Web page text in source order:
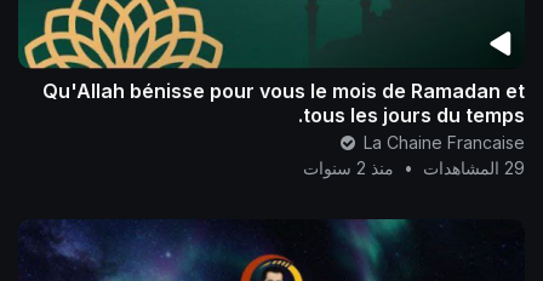
Qu'Allah bénisse pour vous le mois de Ramadan et
tous les jours du temps.
La Chaine Francaise
29 المشاهدات
• منذ 2 سنوات